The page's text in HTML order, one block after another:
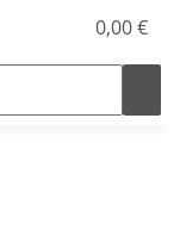
0,00 €